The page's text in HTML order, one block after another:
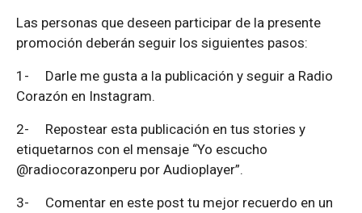
Las personas que deseen participar de la presente
promoción deberán seguir los siguientes pasos:
1- Darle me gusta a la publicación y seguir a Radio
Corazón en Instagram.
2- Repostear esta publicación en tus stories y
etiquetarnos con el mensaje “Yo escucho
@radiocorazonperu por Audioplayer”.
3- Comentar en este post tu mejor recuerdo en un